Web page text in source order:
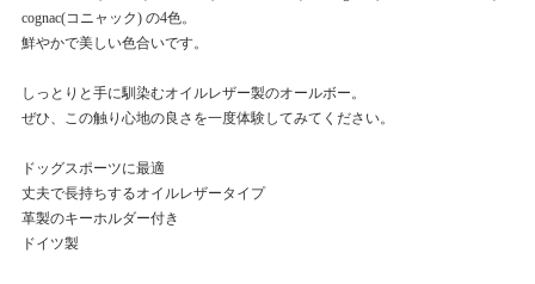
cognac(コニャック) の4色。
鮮やかで美しい色合いです。
しっとりと手に馴染むオイルレザー製のオールボー。
ぜひ、この触り心地の良さを一度体験してみてください。
ドッグスポーツに最適
丈夫で長持ちするオイルレザータイプ
革製のキーホルダー付き
ドイツ製